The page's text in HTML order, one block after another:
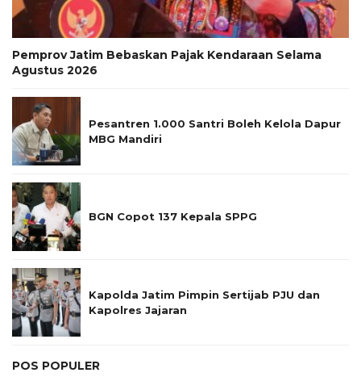
Pemprov Jatim Bebaskan Pajak Kendaraan Selama
Agustus 2026
Pesantren 1.000 Santri Boleh Kelola Dapur
MBG Mandiri
BGN Copot 137 Kepala SPPG
Kapolda Jatim Pimpin Sertijab PJU dan
Kapolres Jajaran
POS POPULER